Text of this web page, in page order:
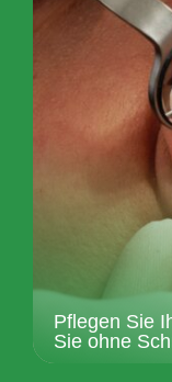
Pflegen Sie
Sie ohne